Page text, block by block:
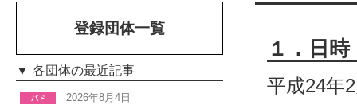
１．日時
平成24年
登録団体一覧
各団体の最近記事
2026年8月4日